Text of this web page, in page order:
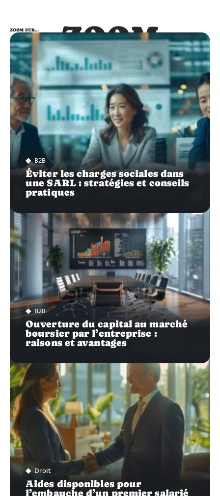
ZOOM
SUR…
ZOOM SUR…
B2B
Éviter les charges sociales dans
une SARL : stratégies et conseils
pratiques
B2B
Ouverture du capital au marché
boursier par l’entreprise :
raisons et avantages
Droit
Aides disponibles pour
l’embauche d’un premier salarié